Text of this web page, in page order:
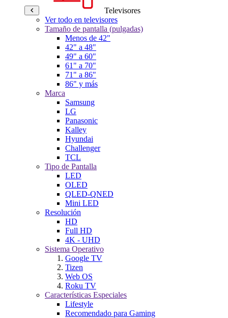
Televisores
Ver todo en televisores
Tamaño de pantalla (pulgadas)
Menos de 42"
42" a 48"
49" a 60"
61" a 70"
71" a 86"
86" y más
Marca
Samsung
LG
Panasonic
Kalley
Hyundai
Challenger
TCL
Tipo de Pantalla
LED
OLED
QLED-QNED
Mini LED
Resolución
HD
Full HD
4K - UHD
Sistema Operativo
Google TV
Tizen
Web OS
Roku TV
Características Especiales
Lifestyle
Recomendado para Gaming